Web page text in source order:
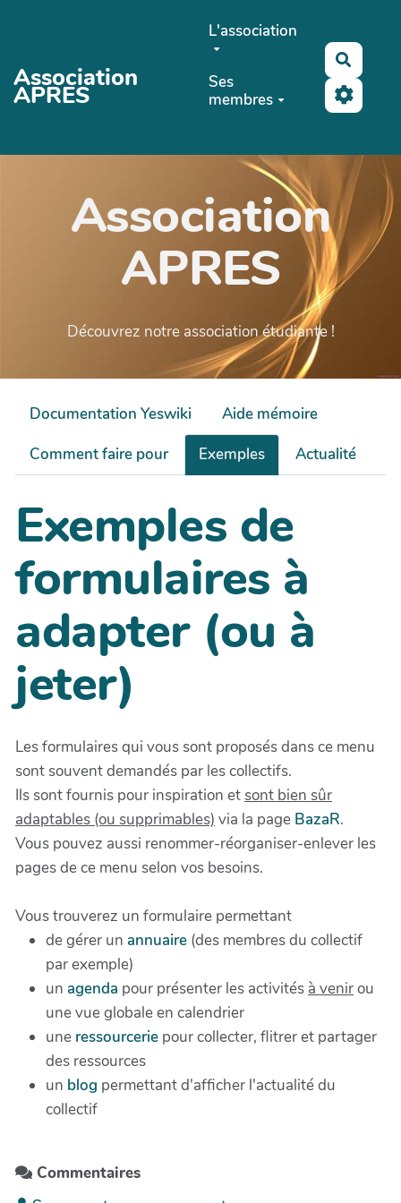
Association
APRES
L'association
Ses
membres
Association
APRES
Découvrez notre association étudiante !
Documentation Yeswiki
Aide mémoire
Comment faire pour
Exemples Actualité
Exemples de
formulaires à
adapter (ou à
jeter)
Les formulaires qui vous sont proposés dans ce menu
sont souvent demandés par les collectifs.
Ils sont fournis pour inspiration etsont bien sûr
adaptables (ou supprimables) via la page BazaR.
Vous pouvez aussi renommer-réorganiser-enlever les
pages de ce menu selon vos besoins.
Vous trouverez un formulaire permettant
de gérer un annuaire (des membres du collectif
par exemple)
un agenda pour présenter les activités à venirou
une vue globale en calendrier
une ressourcerie pour collecter, flitrer et partager
des ressources
un blog permettant d'afficher l'actualité du
collectif
Commentaires